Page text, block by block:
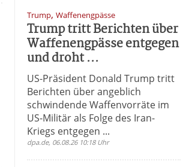
Trump, Waffenengpässe
Trump tritt Berichten über
Waffenengpässe entgegen
und droht ...
US-Präsident Donald Trump tritt
Berichten über angeblich
schwindende Waffenvorräte im
US-Militär als Folge des Iran-
Kriegs entgegen ...
dpa.de, 06.08.26 10:18 Uhr